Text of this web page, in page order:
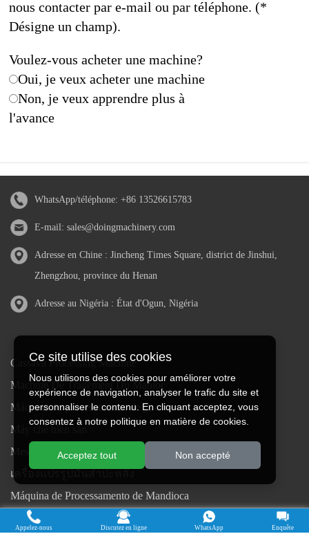
nous contacter par e-mail ou par téléphone. (*
Désigne un champ).
Voulez-vous acheter une machine?
Oui, je veux acheter une machine
Non, je veux apprendre plus à
l'avance
WhatsApp/téléphone: +86 13526615783
E-mail: sales@doingmachinery.com
Adresse en Chine : Jincheng Times Square, district de Jinshui,
Zhengzhou, province du Henan
Adresse au Nigéria : État d'Ogun, Nigéria
Cassava Processing Machine
Machine De Traitement Du Manioc
Máquina de procesamiento de yuca
Máy chế biến sắn
Mesin pengolah singkong
เครื่องแปรรูปมันสำปะหลัง
Máquina de Processamento de Mandioca
Ce site utilise des cookies
Nous utilisons des cookies pour améliorer votre
expérience de navigation, analyser le trafic du site et
personnaliser le contenu. En cliquant acceptez, vous
consentez à notre politique en matière de cookies.
Acceptez tout Non accepté
Appelez-nous Discutez en ligne WhatsApp Enquête
Droits d'auteur © 2015-2026. Faire des avoirs - Henan Jinrui Food